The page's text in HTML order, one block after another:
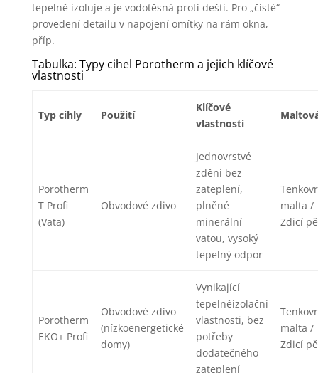
tepelně izoluje a je vodotěsná proti dešti. Pro „čisté“
provedení detailu v napojení omítky na rám okna,
příp.
Tabulka: Typy cihel Porotherm a jejich klíčové
vlastnosti
Typ cihly Použití
Klíčové
vlastnosti
Porotherm
T Profi
(Vata)
Obvodové zdivo
Jednovrstvé
zdění bez
zateplení,
plněné
minerální
vatou, vysoký
tepelný odpor
malta /
Zdicí
Porotherm
EKO+ Profi
Obvodové zdivo
(nízkoenergetické
domy)
Vynikající
tepelněizolační
vlastnosti, bez
potřeby
dodatečného
zateplení
malta /
Zdicí